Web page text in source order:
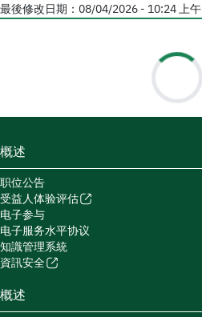
最後修改日期： 08/04/2026 - 10:24 上午
概述
职位公告
受益人体验评估
电子参与
电子服务水平协议
知識管理系統
資訊安全
概述